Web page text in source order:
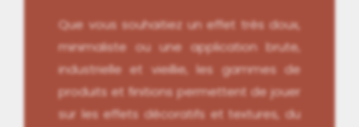
Que vous souhaitiez un effet très doux,
minimaliste ou une application brute,
industrielle et vieillie, les gammes de
produits et finitions permettent de jouer
sur les effets décoratifs et textures, du